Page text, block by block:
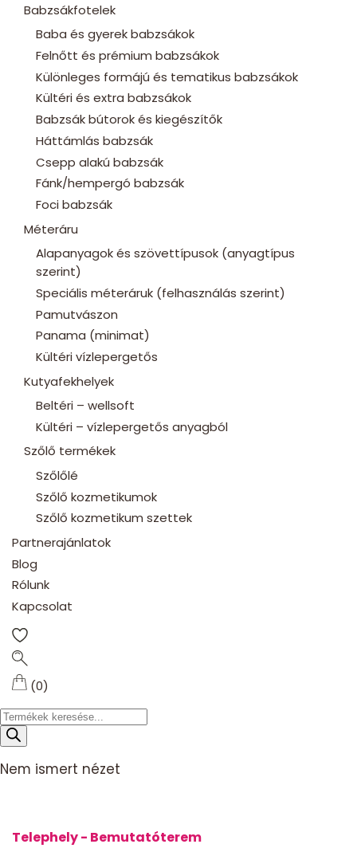
Babzsákfotelek
Baba és gyerek babzsákok
Felnőtt és prémium babzsákok
Különleges formájú és tematikus babzsákok
Kültéri és extra babzsákok
Babzsák bútorok és kiegészítők
Háttámlás babzsák
Csepp alakú babzsák
Fánk/hempergó babzsák
Foci babzsák
Méteráru
Alapanyagok és szövettípusok (anyagtípus
szerint)
Speciális méteráruk (felhasználás szerint)
Pamutvászon
Panama (minimat)
Kültéri vízlepergetős
Kutyafekhelyek
Beltéri – wellsoft
Kültéri – vízlepergetős anyagból
Szőlő termékek
Szőlőlé
Szőlő kozmetikumok
Szőlő kozmetikum szettek
Partnerajánlatok
Blog
Rólunk
Kapcsolat
(0)
Products
search
Nem ismert nézet
Telephely - Bemutatóterem